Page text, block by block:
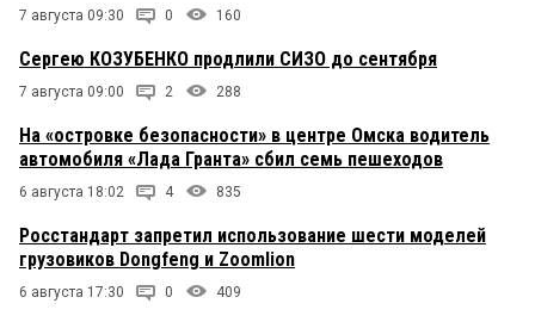
7 августа 09:30 0 160
Сергею КОЗУБЕНКО продлили СИЗО до сентября
7 августа 09:00 2 288
На «островке безопасности» в центре Омска водитель
автомобиля «Лада Гранта» сбил семь пешеходов
6 августа 18:02 4 835
Росстандарт запретил использование шести моделей
грузовиков Dongfeng и Zoomlion
6 августа 17:30 0 409